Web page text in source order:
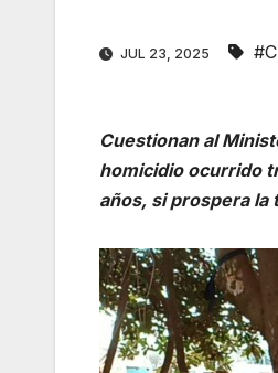
JUL 23, 2025
Cuestionan al
homicidio ocurrido
años, si prospera la